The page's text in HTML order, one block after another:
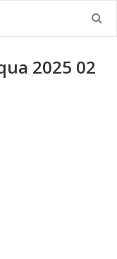
2025 02